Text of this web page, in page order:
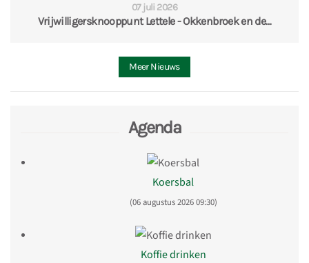
07 juli 2026
Vrijwilligersknooppunt Lettele - Okkenbroek en de…
Meer Nieuws
Agenda
Koersbal
(06 augustus 2026 09:30)
Koffie drinken